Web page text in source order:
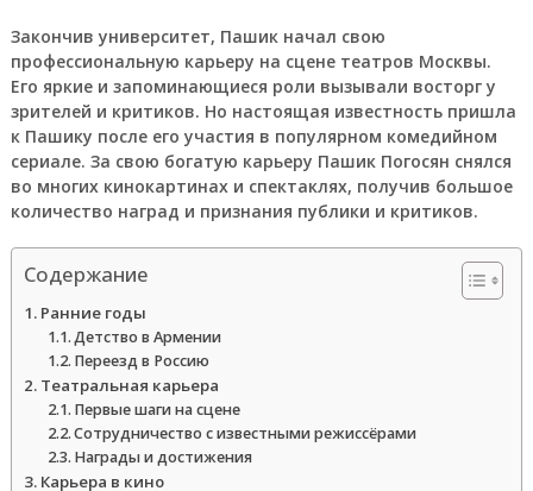
Закончив университет, Пашик начал свою
профессиональную карьеру на сцене театров Москвы.
Его яркие и запоминающиеся роли вызывали восторг у
зрителей и критиков. Но настоящая известность пришла
к Пашику после его участия в популярном комедийном
сериале. За свою богатую карьеру Пашик Погосян снялся
во многих кинокартинах и спектаклях, получив большое
количество наград и признания публики и критиков.
Содержание
Ранние годы
Детство в Армении
Переезд в Россию
Театральная карьера
Первые шаги на сцене
Сотрудничество с известными режиссёрами
Награды и достижения
Карьера в кино